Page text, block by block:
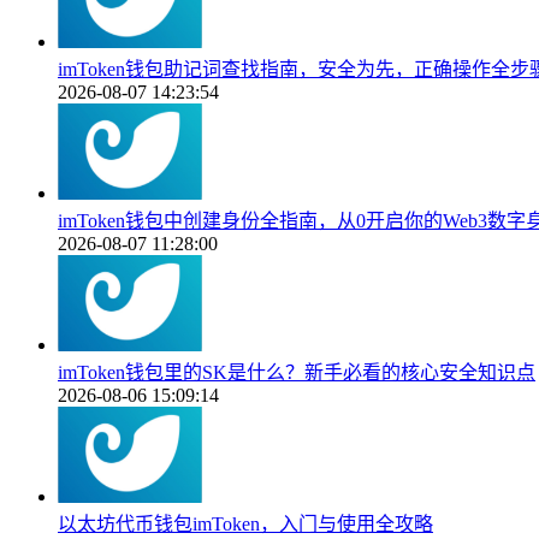
imToken钱包助记词查找指南，安全为先，正确操作全步
2026-08-07 14:23:54
imToken钱包中创建身份全指南，从0开启你的Web3数字
2026-08-07 11:28:00
imToken钱包里的SK是什么？新手必看的核心安全知识点
2026-08-06 15:09:14
以太坊代币钱包imToken，入门与使用全攻略